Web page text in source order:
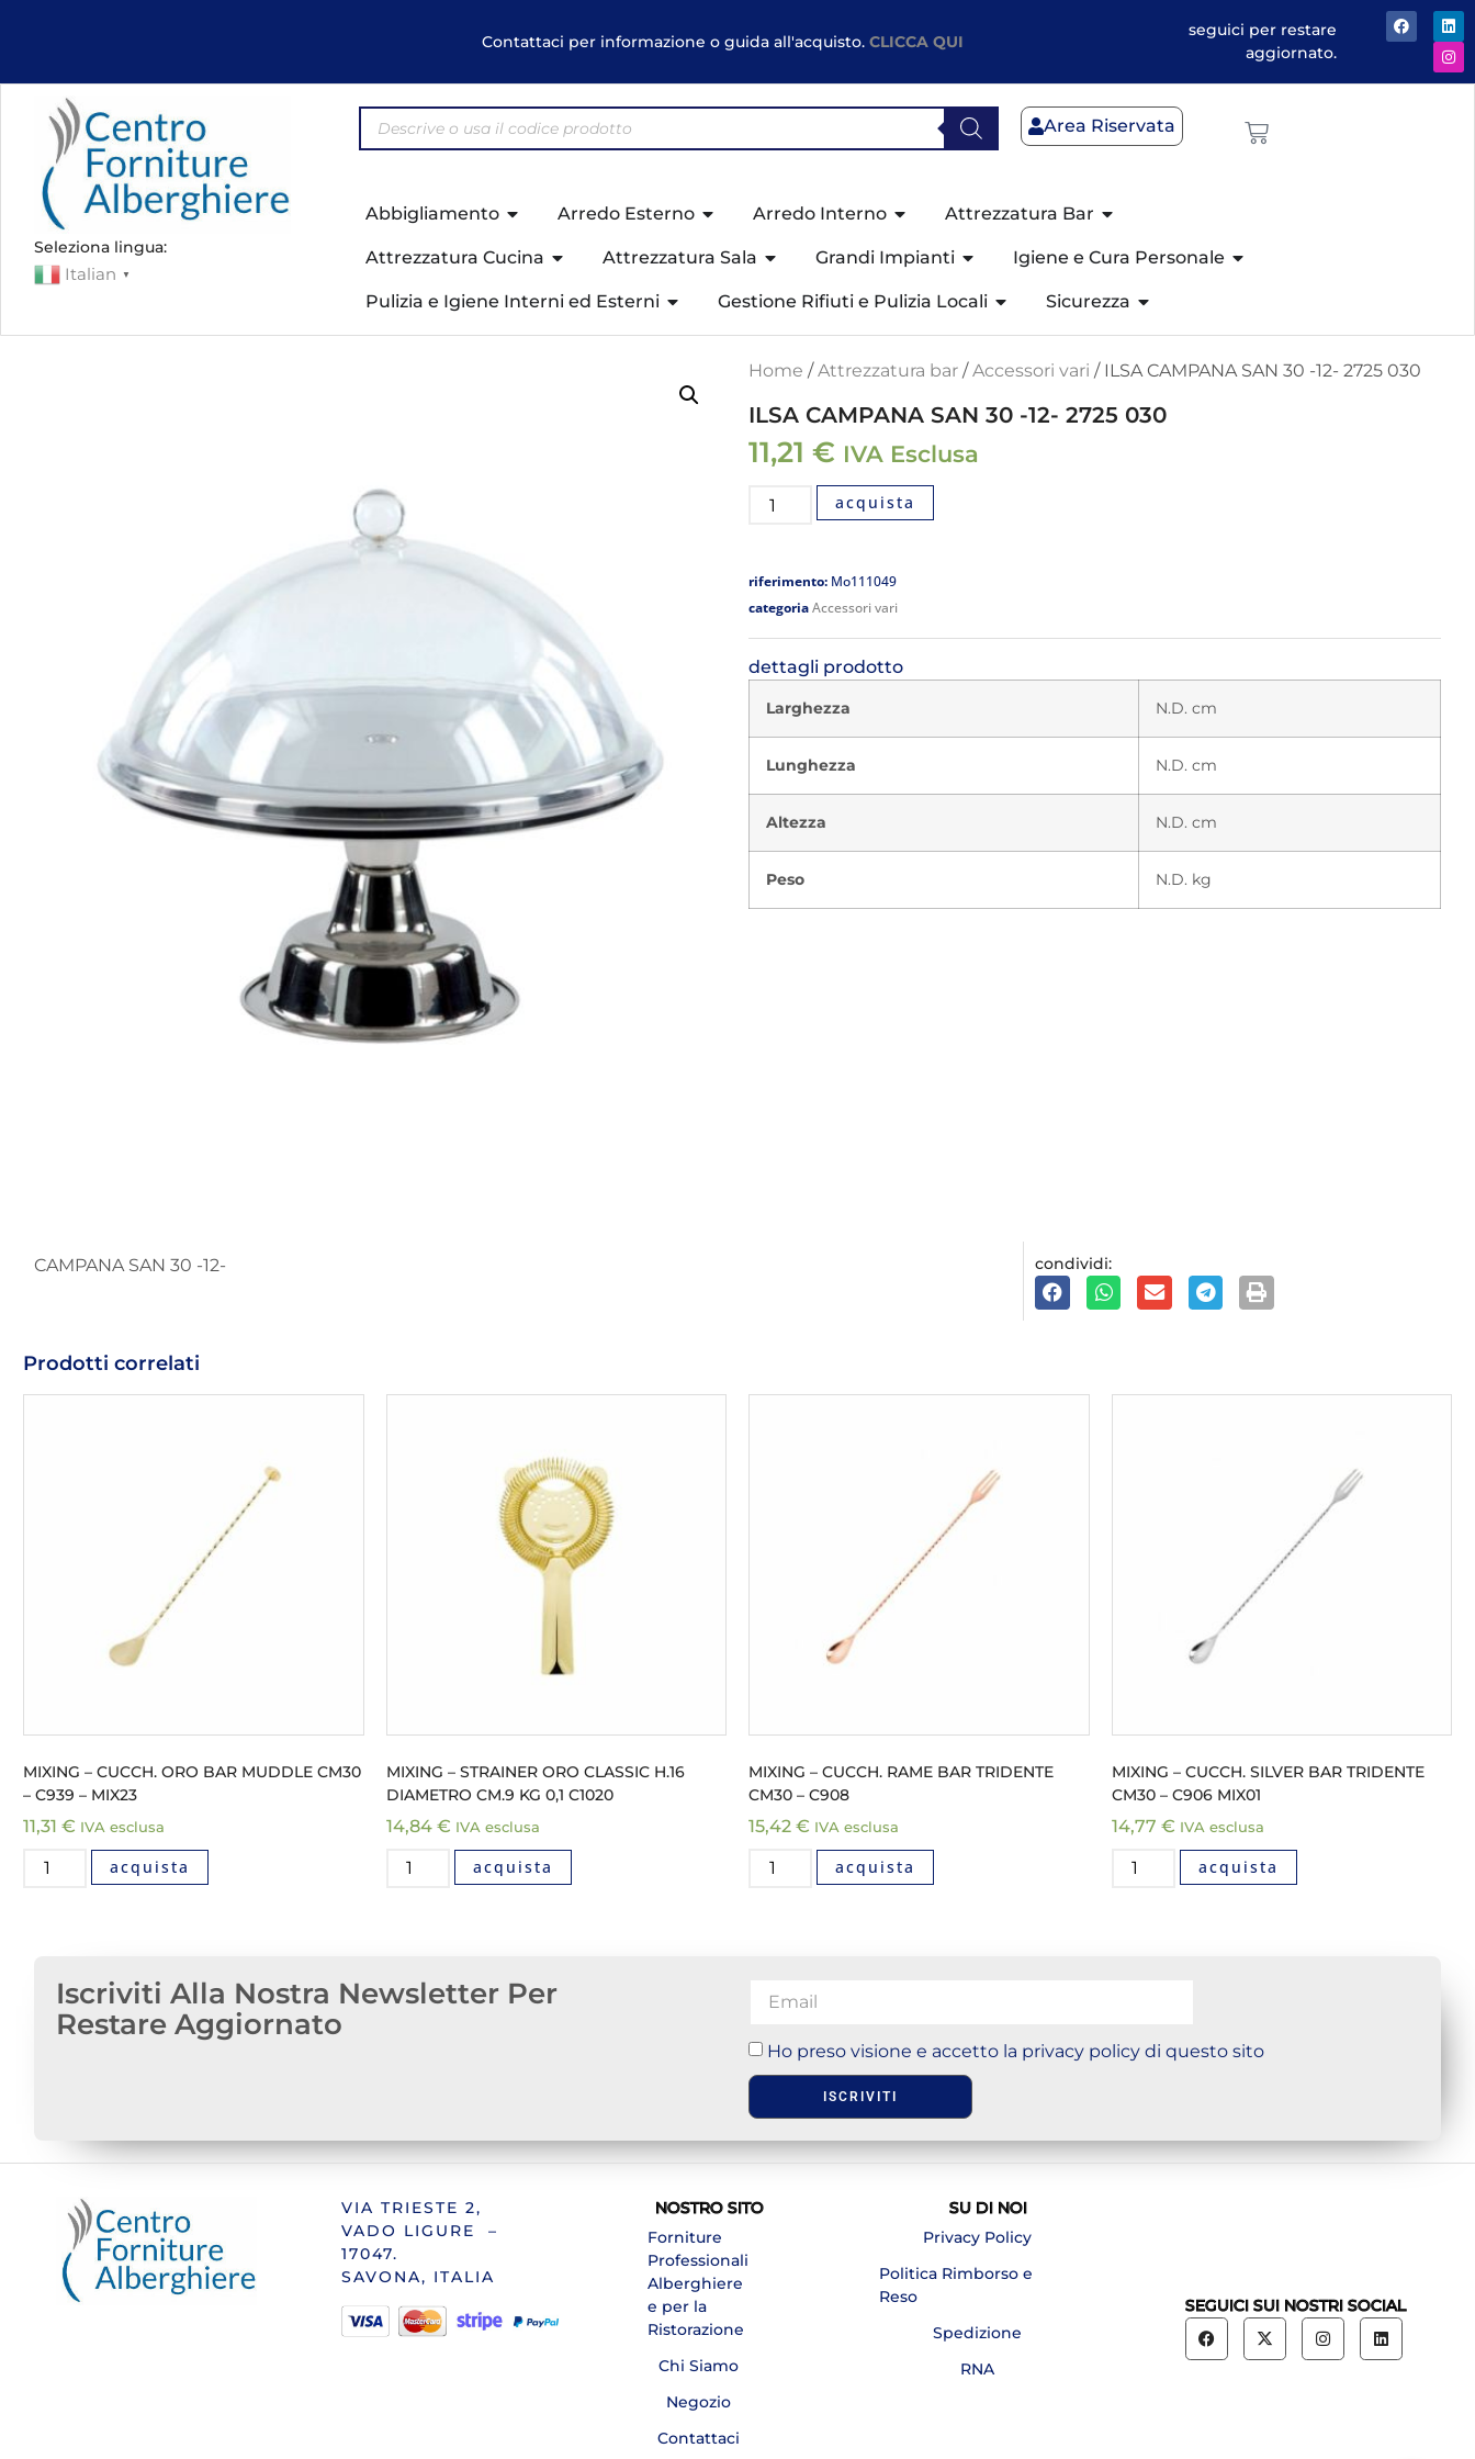
Contattaci per informazione o guida all'acquisto.CLICCA QUI
seguici per restare
aggiornato.
Seleziona lingua:
Italian ▼
Area Riservata
Abbigliamento Arredo Esterno Arredo Interno Attrezzatura Bar
Attrezzatura Cucina Attrezzatura Sala Grandi Impianti Igiene e Cura Personale
Pulizia e Igiene Interni ed Esterni Gestione Rifiuti e Pulizia Locali Sicurezza
Home /Attrezzatura bar /Accessori vari / ILSA CAMPANA SAN 30 -12- 2725 030
ILSA CAMPANA SAN 30 -12- 2725 030
11,21 € IVA Esclusa
acquista
riferimento: Mo111049
categoriaAccessori vari
dettagli prodotto
Larghezza N.D. cm
Lunghezza N.D. cm
Altezza N.D. cm
Peso N.D. kg
CAMPANA SAN 30 -12- condividi:
Prodotti correlati
MIXING – CUCCH. ORO BAR MUDDLE CM30
– C939 – MIX23
11,31 € IVA esclusa
acquista
MIXING – STRAINER ORO CLASSIC H.16
DIAMETRO CM.9 KG 0,1 C1020
14,84 € IVA esclusa
acquista
MIXING – CUCCH. RAME BAR TRIDENTE
CM30 – C908
15,42 € IVA esclusa
acquista
MIXING – CUCCH. SILVER BAR TRIDENTE
CM30 – C906 MIX01
14,77 € IVA esclusa
acquista
Iscriviti Alla Nostra Newsletter Per
Restare Aggiornato
Ho preso visione e accetto la privacy policy di questo sito
ISCRIVITI
VIA TRIESTE 2,
VADO LIGURE –
17047.
SAVONA, ITALIA
NOSTRO SITO
Forniture
Professionali
Alberghiere
e per la
Ristorazione
Chi Siamo
Negozio
Contattaci
SU DI NOI
Privacy Policy
Politica Rimborso e
Reso
Spedizione
RNA
SEGUICI SUI NOSTRI SOCIAL